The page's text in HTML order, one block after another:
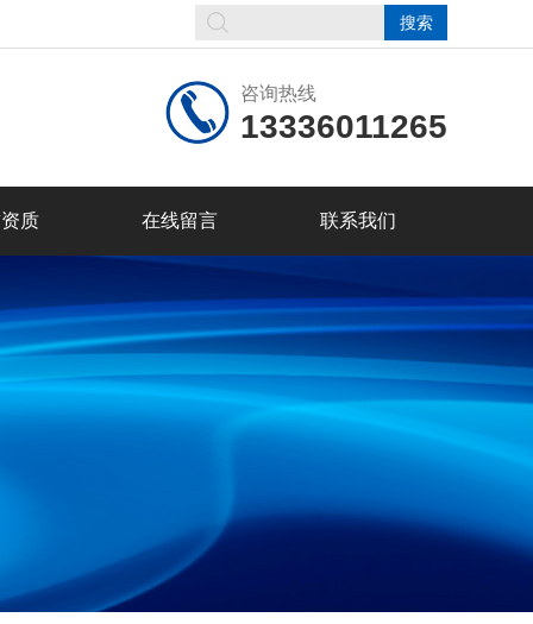
咨询热线
13336011265
质 在线留言 联系我们